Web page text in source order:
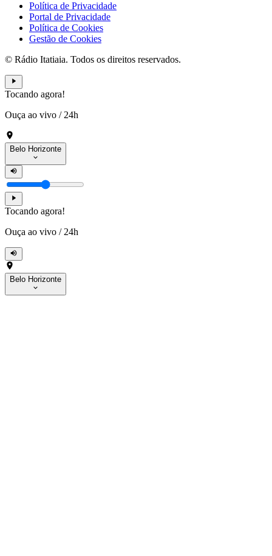
Política de Privacidade
Portal de Privacidade
Política de Cookies
Gestão de Cookies
© Rádio Itatiaia. Todos os direitos reservados.
Tocando agora!
Ouça ao vivo / 24h
Belo Horizonte
Tocando agora!
Ouça ao vivo / 24h
Belo Horizonte